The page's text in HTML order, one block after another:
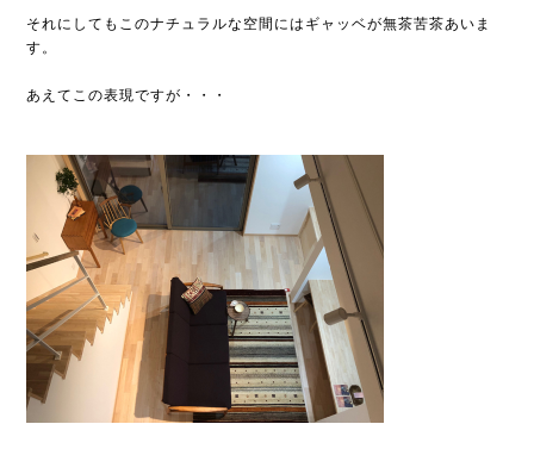
それにしてもこのナチュラルな空間にはギャッベが無茶苦茶あいま
す。
あえてこの表現ですが・・・